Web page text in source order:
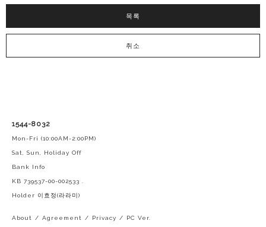
목록
취소
1544-8032
Mon-Fri (10:00AM-2:00PM)
Sat, Sun, Holiday Off
Bank Info
KB 739537-00-002533 .
Holder 이효정(라라미)
About / Agreement / Privacy / PC Ver.